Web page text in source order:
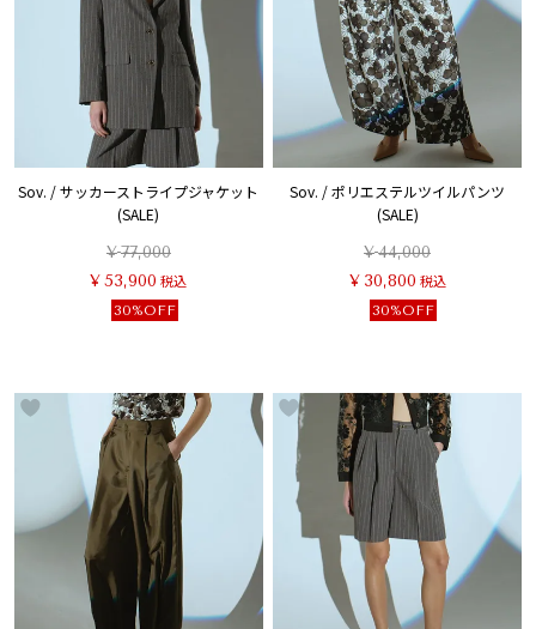
Sov. / サッカーストライプジャケット
(SALE)
¥77,000
¥ 53,900 税込
30%OFF
Sov. / ポリエステルツイルパンツ
(SALE)
¥44,000
¥ 30,800 税込
30%OFF